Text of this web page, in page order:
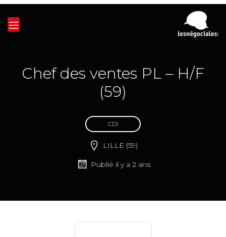
Chef des ventes PL – H/F
(59)
CDI
LILLE (59)
Publié il y a 2 ans